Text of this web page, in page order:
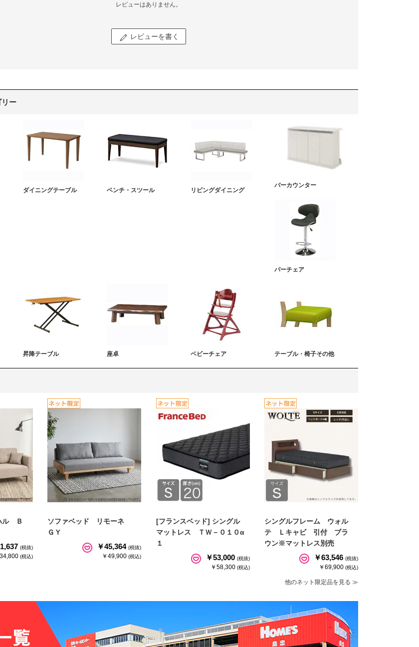
レビューはありません。
レビューを書く
リー
ダイニングテーブル ベンチ・スツール リビングダイニング
バーカウンター
バーチェア
昇降テーブル 座卓 ベビーチェア テーブル・椅子その他
ル Ｂ
(税抜)
(税込)
ソファベッド リモーネ
ＧＹ
￥45,364 (税抜)
￥49,900(税込)
[フランスベッド] シングル
マットレス ＴＷ－０１０α
１
￥53,000 (税抜)
￥58,300 (税込)
シングルフレーム ウォル
テ Ｌキャビ 引付 ブラ
ウン※マットレス別売
￥63,546 (税抜)
￥69,900 (税込)
他のネット限定品を見る ≫